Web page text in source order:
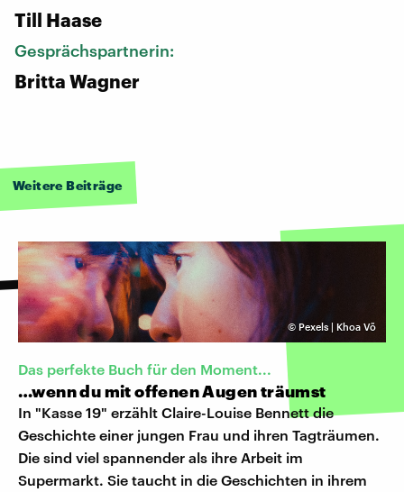
Till Haase
Gesprächspartnerin:
Britta Wagner
Weitere Beiträge
© Pexels | Khoa Võ
Das perfekte Buch für den Moment...
…wenn du mit offenen Augen träumst
In "Kasse 19" erzählt Claire-Louise Bennett die
Geschichte einer jungen Frau und ihren Tagträumen.
Die sind viel spannender als ihre Arbeit im
Supermarkt. Sie taucht in die Geschichten in ihrem